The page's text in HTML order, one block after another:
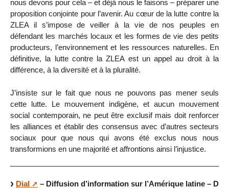
nous devons pour cela – et déjà nous le faisons – préparer une
proposition conjointe pour l’avenir. Au cœur de la lutte contre la
ZLEA il s’impose de veiller à la vie de nos peuples en
défendant les marchés locaux et les formes de vie des petits
producteurs, l’environnement et les ressources naturelles. En
définitive, la lutte contre la ZLEA est un appel au droit à la
différence, à la diversité et à la pluralité.
J’insiste sur le fait que nous ne pouvons pas mener seuls
cette lutte. Le mouvement indigène, et aucun mouvement
social contemporain, ne peut être exclusif mais doit renforcer
les alliances et établir des consensus avec d’autres secteurs
sociaux pour que nous qui avons été exclus nous nous
transformions en une majorité et affrontions ainsi l’injustice.
Dial
– Diffusion d’information sur l’Amérique latine – D